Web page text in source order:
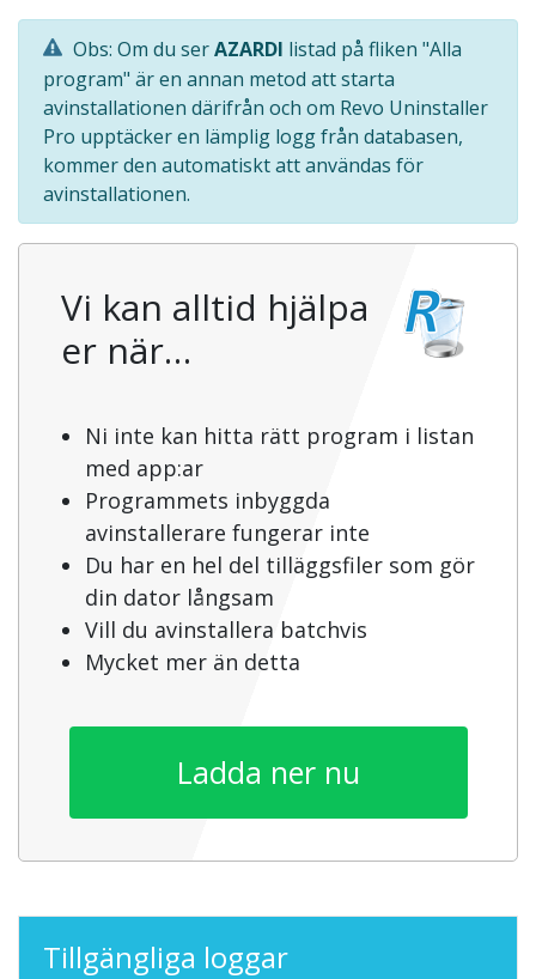
Obs: Om du serAZARDI listad på fliken "Alla
program" är en annan metod att starta
avinstallationen därifrån och om Revo Uninstaller
Pro upptäcker en lämplig logg från databasen,
kommer den automatiskt att användas för
avinstallationen.
Vi kan alltid hjälpa
er när…
Ni inte kan hitta rätt program i listan
med app:ar
Programmets inbyggda
avinstallerare fungerar inte
Du har en hel del tilläggsfiler som gör
din dator långsam
Vill du avinstallera batchvis
Mycket mer än detta
Ladda ner nu
Tillgängliga loggar